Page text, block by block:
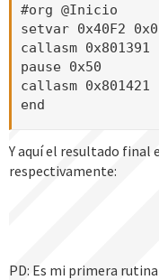
#org @Inicio
setvar 0x40F2
callasm
pause 0x50
callasm
end
Y aquí el resultado final
respectivamente:
PD: Es mi primera